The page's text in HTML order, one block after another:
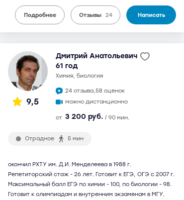
Подробнее Отзывы 24 Написать
9,5
Дмитрий Анатольевич
61 год
химия, биология
24 отзыва,58 оценок
можно дистанционно
от 3 200 руб. / 90 мин.
Отрадное 5 мин
окончил РХТУ им. Д.И. Менделеева в 1988 г.
Репетиторский стаж - 26 лет. Готовит к ЕГЭ, ОГЭ с 2007 г.
Максимальный балл ЕГЭ по химии - 100, по биологии - 98.
Готовит к олимпиадам и внутренним экзаменам в МГУ.